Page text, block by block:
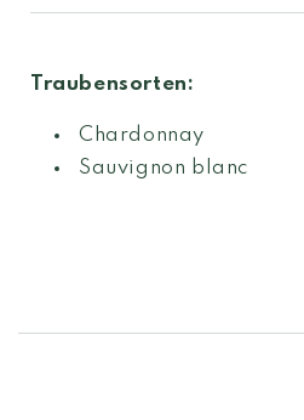
Traubensorten:
Chardonnay
Sauvignon blanc